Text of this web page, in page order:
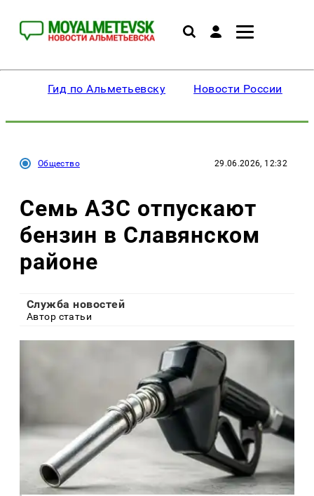
Гид по Альметьевску Новости России
Общество 29.06.2026, 12:32
Семь АЗС отпускают
бензин в Славянском
районе
Служба новостей
Автор статьи